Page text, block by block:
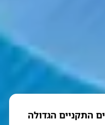
התקניים הגדולה